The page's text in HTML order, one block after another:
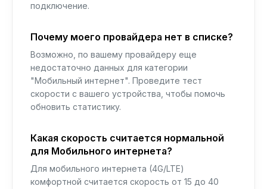
подключение.
Почему моего провайдера нет в списке?
Возможно, по вашему провайдеру еще
недостаточно данных для категории
"Мобильный интернет". Проведите тест
скорости с вашего устройства, чтобы помочь
обновить статистику.
Какая скорость считается нормальной
для Мобильного интернета?
Для мобильного интернета (4G/LTE)
комфортной считается скорость от 15 до 40